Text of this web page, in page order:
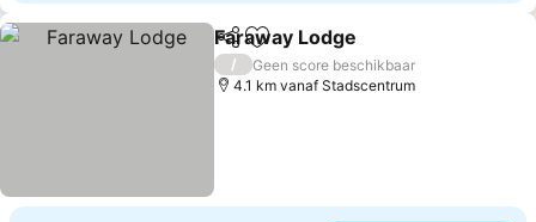
DelenToevoegen aan favorieten
Faraway Lodge
/
Geen score beschikbaar
4.1 km vanaf Stadscentrum